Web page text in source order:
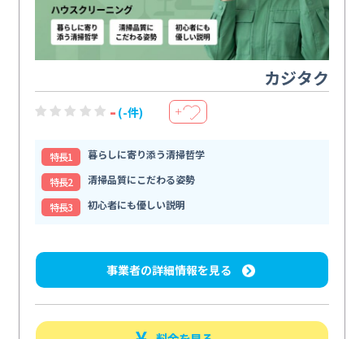
カジタク
- (-件) ＋
特⻑1
暮らしに寄り添う清掃哲学
特⻑2
清掃品質にこだわる姿勢
特⻑3
初心者にも優しい説明
事業者の詳細情報を見る